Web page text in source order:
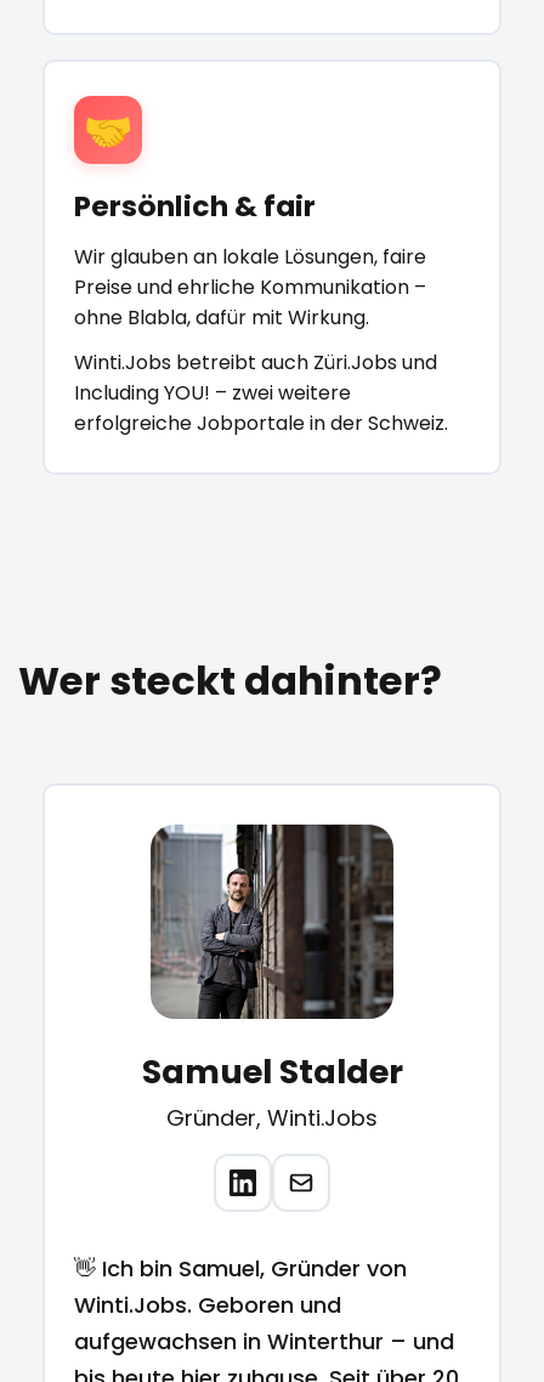
🤝
Persönlich & fair
Wir glauben an lokale Lösungen, faire
Preise und ehrliche Kommunikation –
ohne Blabla, dafür mit Wirkung.
Winti.Jobs betreibt auch Züri.Jobs und
Including YOU! – zwei weitere
erfolgreiche Jobportale in der Schweiz.
Wer steckt dahinter?
Samuel Stalder
Gründer, Winti.Jobs
👋 Ich bin Samuel, Gründer von
Winti.Jobs. Geboren und
aufgewachsen in Winterthur – und